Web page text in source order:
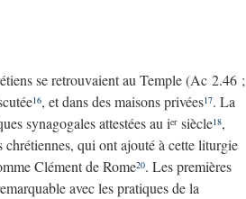
se retrouvaient au Temple (Ac 2.46 ;
16, et dans des maisons privées17. La
synagogales attestées au iersiècle18,
chrétiennes, qui ont ajouté à cette liturgie
Clément de Rome20. Les premières
avec les pratiques de la